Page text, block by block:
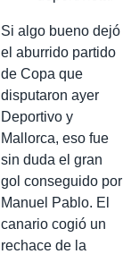
Si algo bueno dejó
el aburrido partido
de Copa que
disputaron ayer
Deportivo y
Mallorca, eso fue
sin duda el gran
gol conseguido por
Manuel Pablo. El
canario cogió un
rechace de la